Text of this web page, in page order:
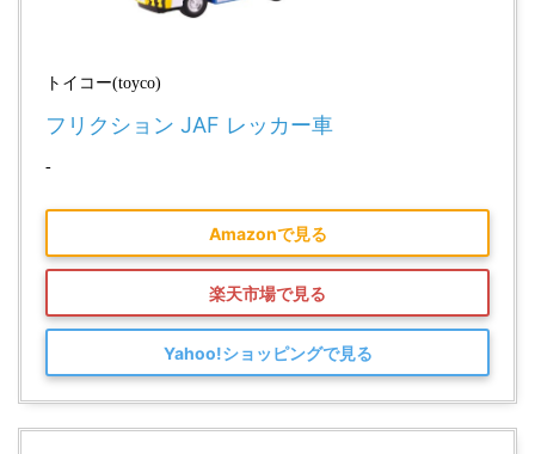
トイコー(toyco)
フリクション JAF レッカー車
-
Amazonで見る
楽天市場で見る
Yahoo!ショッピングで見る